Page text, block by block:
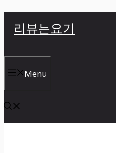
너
뛰
기
리뷰는요기
Menu